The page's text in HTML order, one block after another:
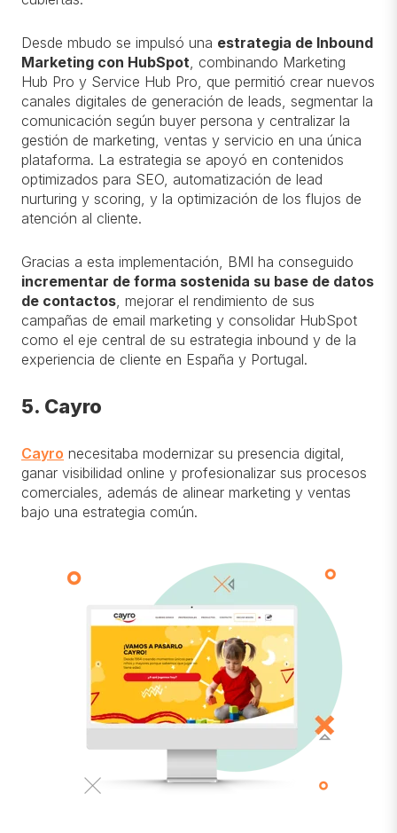
Desde mbudo se impulsó una estrategia de Inbound
Marketing con HubSpot, combinando Marketing
Hub Pro y Service Hub Pro, que permitió crear nuevos
canales digitales de generación de leads, segmentar la
comunicación según buyer persona y centralizar la
gestión de marketing, ventas y servicio en una única
plataforma. La estrategia se apoyó en contenidos
optimizados para SEO, automatización de lead
nurturing y scoring, y la optimización de los flujos de
atención al cliente.
Gracias a esta implementación, BMI ha conseguido
incrementar de forma sostenida su base de datos
de contactos, mejorar el rendimiento de sus
campañas de email marketing y consolidar HubSpot
como el eje central de su estrategia inbound y de la
experiencia de cliente en España y Portugal.
5. Cayro
Cayro necesitaba modernizar su presencia digital,
ganar visibilidad online y profesionalizar sus procesos
comerciales, además de alinear marketing y ventas
bajo una estrategia común.